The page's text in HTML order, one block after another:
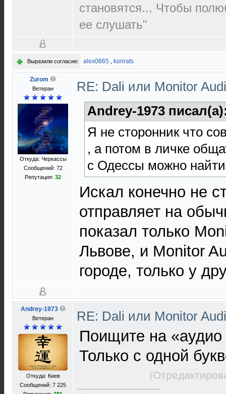
становятся... Чтобы
ее слушать"
Выразили согласие: alex0665 , konrats
Zurom
Ветеран
Откуда: Черкассы
Сообщений: 72
Репутация: 32
RE: Dali или Monitor
Andrey-1973
Я не сторонник что
, а потом в личке
с Одессы можно найти
Искал конечно не
отправляет на
показал только
Львове, и Monitor
городе, только у
Andrey-1973
Ветеран
Откуда: Киев
Сообщений: 7 225
RE: Dali или Monitor
Поищите на «аудио
Только с одной